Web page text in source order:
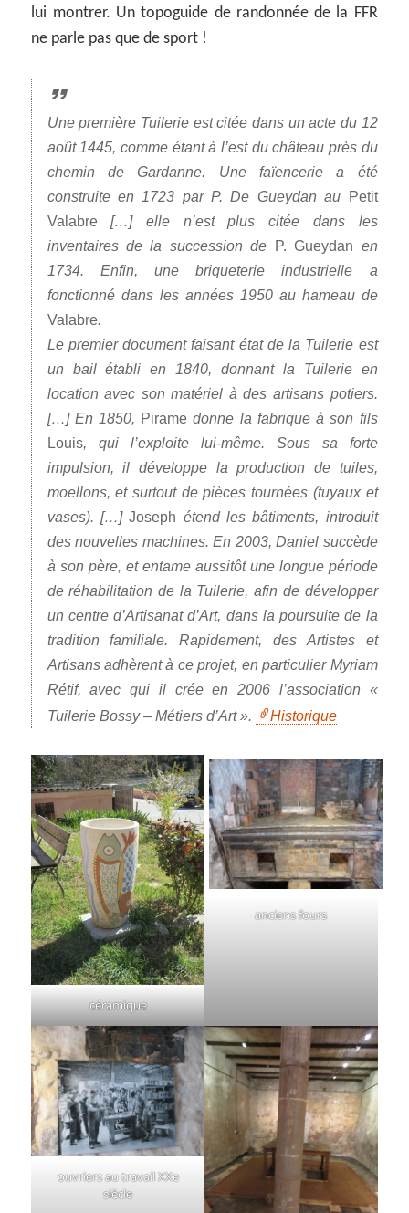
lui montrer. Un topoguide de randonnée de la FFR
ne parle pas que de sport !
Une première Tuilerie est citée dans un acte du 12
août 1445, comme étant à l’est du château près du
chemin de Gardanne. Une faïencerie a été
construite en 1723 par P. De Gueydan au
Petit
Valabre[…] elle n’est plus citée dans les
inventaires de la succession de
P. Gueydan en
1734. Enfin, une briqueterie industrielle a
fonctionné dans les années 1950 au hameau de
Valabre.
Le premier document faisant état de la Tuilerie est
un bail établi en 1840, donnant la Tuilerie en
location avec son matériel à des artisans potiers.
[…] En 1850, Pirame donne la fabrique à son fils
Louis, qui l’exploite lui-même. Sous sa forte
impulsion, il développe la production de tuiles,
moellons, et surtout de pièces tournées (tuyaux et
vases). […]Joseph étend les bâtiments, introduit
des nouvelles machines. En 2003, Daniel succède
à son père, et entame aussitôt une longue période
de réhabilitation de la Tuilerie, afin de développer
un centre d’Artisanat d’Art, dans la poursuite de la
tradition familiale. Rapidement, des Artistes et
Artisans adhèrent à ce projet, en particulier Myriam
Rétif, avec qui il crée en 2006 l’association «
Tuilerie Bossy – Métiers d’Art ».
Historique
céramique
anciens fours
ouvriers au travail XXe
siècle